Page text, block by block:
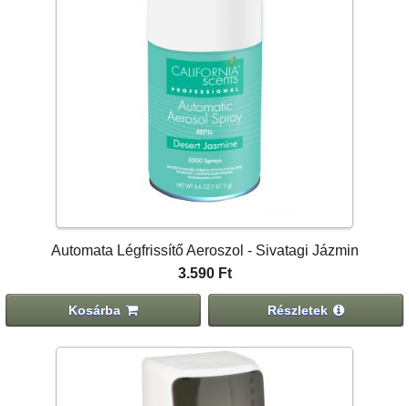
Automata Légfrissítő Aeroszol - Sivatagi Jázmin
3.590 Ft
Kosárba Részletek